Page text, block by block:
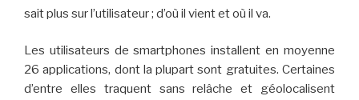
sait plus sur l’utilisateur ; d’où il vient et où il va.
Les utilisateurs de smartphones installent en moyenne
26 applications, dont la plupart sont gratuites. Certaines
d’entre elles traquent sans relâche et géolocalisent